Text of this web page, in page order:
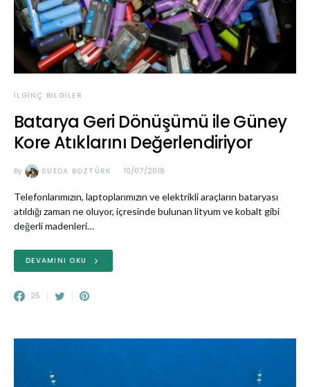
İLGINÇ BILGILER
Batarya Geri Dönüşümü ile Güney
Kore Atıklarını Değerlendiriyor
By SUEDA BOZTÜRK 10/07/2018
Telefonlarımızın, laptoplarımızın ve elektrikli araçların bataryası
atıldığı zaman ne oluyor, içresinde bulunan lityum ve kobalt gibi
değerli madenleri…
DEVAMINI OKU
25